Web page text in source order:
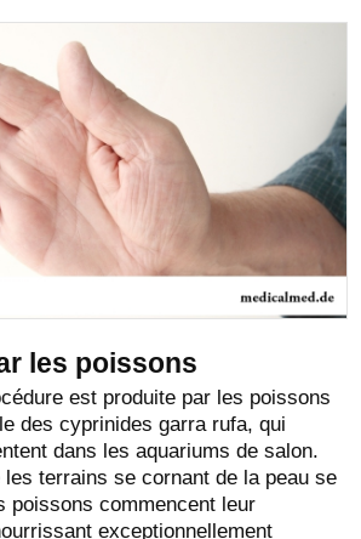
les poissons
est produite par les poissons
des cyprinides garra rufa, qui
dans les aquariums de salon.
les terrains se cornant de la peau se
poissons commencent leur
exceptionnellement